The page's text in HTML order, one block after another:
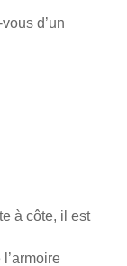
d’un
à côte, il est